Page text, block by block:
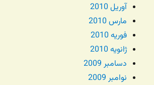
آوریل 2010
مارس 2010
فوریه 2010
ژانویه 2010
دسامبر 2009
نوامبر 2009